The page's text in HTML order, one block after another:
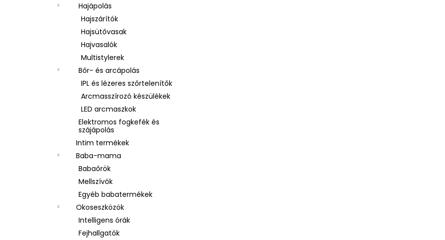
Hajápolás
Hajszárítók
Hajsütővasak
Hajvasalók
Multistylerek
Bőr- és arcápolás
IPL és lézeres szőrtelenítők
Arcmasszírozó készülékek
LED arcmaszkok
Elektromos fogkefék és
szájápolás
Intim termékek
Baba-mama
Babaőrök
Mellszívók
Egyéb babatermékek
Okoseszközök
Intelligens órák
Fejhallgatók